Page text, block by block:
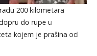
200 kilometara
do rupe u
kojem je prašina od